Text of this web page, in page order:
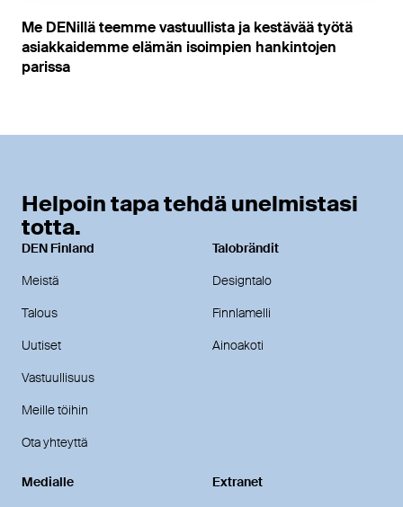
Me DENillä teemme vastuullista ja kestävää työtä
asiakkaidemme elämän isoimpien hankintojen
parissa
Helpoin tapa tehdä unelmistasi
totta.
DEN Finland
Meistä
Talous
Uutiset
Vastuullisuus
Meille töihin
Ota yhteyttä
Talobrändit
Designtalo
Finnlamelli
Ainoakoti
Medialle
Extranet